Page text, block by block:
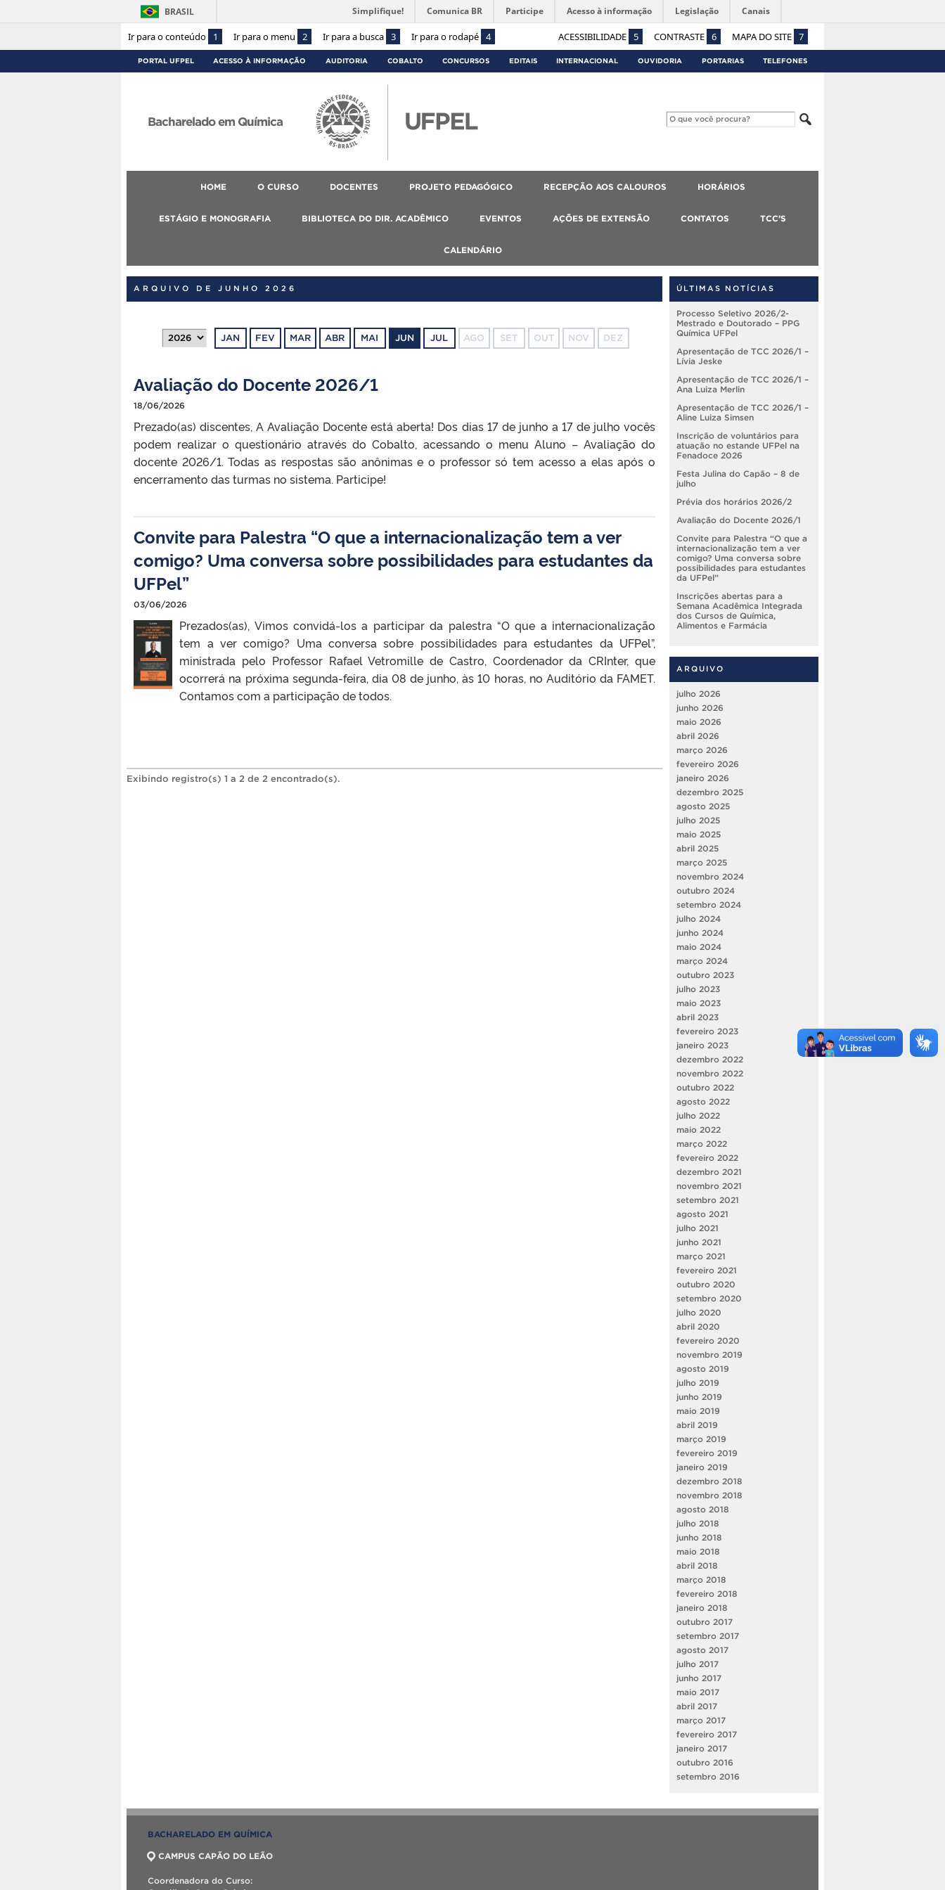
Ir para o conteúdo 1 Ir para o menu 2 Ir para a busca 3 Ir para o rodapé 4 ACESSIBILIDADE 5 CONTRASTE 6 MAPA DO SITE 7
BRASIL Simplifique! Comunica BR Participe Acesso à informação Legislação Canais
PORTAL UFPEL ACESSO À INFORMAÇÃO AUDITORIA COBALTO CONCURSOS EDITAIS INTERNACIONAL OUVIDORIA PORTARIAS TELEFONES
Bacharelado em Química
HOME O CURSO DOCENTES PROJETO PEDAGÓGICO RECEPÇÃO AOS CALOUROS HORÁRIOS
ESTÁGIO E MONOGRAFIA BIBLIOTECA DO DIR. ACADÊMICO EVENTOS AÇÕES DE EXTENSÃO CONTATOS TCC’S
CALENDÁRIO
ARQUIVO DE JUNHO 2026
JAN FEV MAR ABR MAI JUN JUL AGO SET OUT NOV DEZ
Avaliação do Docente 2026/1
18/06/2026
Prezado(as) discentes, A Avaliação Docente está aberta! Dos dias 17 de junho a 17 de julho vocês
podem realizar o questionário através do Cobalto, acessando o menu Aluno – Avaliação do
docente 2026/1. Todas as respostas são anônimas e o professor só tem acesso a elas após o
encerramento das turmas no sistema. Participe!
Convite para Palestra “O que a internacionalização tem a ver
comigo? Uma conversa sobre possibilidades para estudantes da
UFPel”
03/06/2026
Prezados(as), Vimos convidá-los a participar da palestra “O que a internacionalização
tem a ver comigo? Uma conversa sobre possibilidades para estudantes da UFPel”,
ministrada pelo Professor Rafael Vetromille de Castro, Coordenador da CRInter, que
ocorrerá na próxima segunda-feira, dia 08 de junho, às 10 horas, no Auditório da FAMET.
Contamos com a participação de todos.
Exibindo registro(s) 1 a 2 de 2 encontrado(s).
ÚLTIMAS NOTÍCIAS
Processo Seletivo 2026/2-
Mestrado e Doutorado – PPG
Química UFPel
Apresentação de TCC 2026/1 –
Lívia Jeske
Apresentação de TCC 2026/1 –
Ana Luiza Merlin
Apresentação de TCC 2026/1 –
Aline Luiza Simsen
Inscrição de voluntários para
atuação no estande UFPel na
Fenadoce 2026
Festa Julina do Capão – 8 de
julho
Prévia dos horários 2026/2
Avaliação do Docente 2026/1
Convite para Palestra “O que a
internacionalização tem a ver
comigo? Uma conversa sobre
possibilidades para estudantes
da UFPel”
Inscrições abertas para a
Semana Acadêmica Integrada
dos Cursos de Química,
Alimentos e Farmácia
ARQUIVO
julho 2026
junho 2026
maio 2026
abril 2026
março 2026
fevereiro 2026
janeiro 2026
dezembro 2025
agosto 2025
julho 2025
maio 2025
abril 2025
março 2025
novembro 2024
outubro 2024
setembro 2024
julho 2024
junho 2024
maio 2024
março 2024
outubro 2023
julho 2023
maio 2023
abril 2023
fevereiro 2023
janeiro 2023
dezembro 2022
novembro 2022
outubro 2022
agosto 2022
julho 2022
maio 2022
março 2022
fevereiro 2022
dezembro 2021
novembro 2021
setembro 2021
agosto 2021
julho 2021
junho 2021
março 2021
fevereiro 2021
outubro 2020
setembro 2020
julho 2020
abril 2020
fevereiro 2020
novembro 2019
agosto 2019
julho 2019
junho 2019
maio 2019
abril 2019
março 2019
fevereiro 2019
janeiro 2019
dezembro 2018
novembro 2018
agosto 2018
julho 2018
junho 2018
maio 2018
abril 2018
março 2018
fevereiro 2018
janeiro 2018
outubro 2017
setembro 2017
agosto 2017
julho 2017
junho 2017
maio 2017
abril 2017
março 2017
fevereiro 2017
janeiro 2017
outubro 2016
setembro 2016
BACHARELADO EM QUÍMICA
CAMPUS CAPÃO DO LEÃO
Coordenadora do Curso: